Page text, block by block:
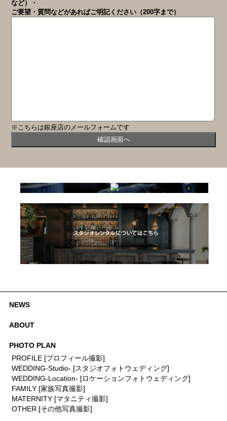
など）・
ご要望・質問などがあればご明記ください（200字まで）
※こちらは銀座店のメールフォームです
NEWS
ABOUT
PHOTO PLAN
PROFILE [プロフィール撮影]
WEDDING-Studio- [スタジオフォトウェディング]
WEDDING-Location- [ロケーションフォトウェディング]
FAMILY [家族写真撮影]
MATERNITY [マタニティ撮影]
OTHER [その他写真撮影]